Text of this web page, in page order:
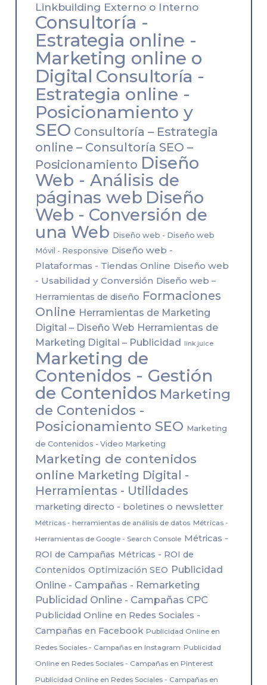
Linkbuilding Externo o Interno
Consultoría -
Estrategia online -
Marketing online o
Digital Consultoría -
Estrategia online -
Posicionamiento y
SEO Consultoría – Estrategia
online – Consultoría SEO –
Posicionamiento Diseño
Web - Análisis de
páginas web Diseño
Web - Conversión de
una Web Diseño web - Diseño web
Móvil - Responsive Diseño web -
Plataformas - Tiendas Online Diseño web
- Usabilidad y Conversión Diseño web –
Herramientas de diseño Formaciones
Online Herramientas de Marketing
Digital – Diseño Web Herramientas de
Marketing Digital – Publicidad
link juice
Marketing de
Contenidos - Gestión
de Contenidos Marketing
de Contenidos -
Posicionamiento SEO Marketing
de Contenidos - Video Marketing
Marketing de contenidos
online Marketing Digital -
Herramientas - Utilidades
marketing directo - boletines o newsletter
Métricas - herramientas de análisis de datos Métricas -
Herramientas de Google - Search Console Métricas -
ROI de Campañas Métricas - ROI de
Contenidos Optimización SEO Publicidad
Online - Campañas - Remarketing
Publicidad Online - Campañas CPC
Publicidad Online en Redes Sociales -
Campañas en Facebook Publicidad Online en
Redes Sociales - Campañas en Instagram Publicidad
Online en Redes Sociales - Campañas en Pinterest
Publicidad Online en Redes Sociales - Campañas en